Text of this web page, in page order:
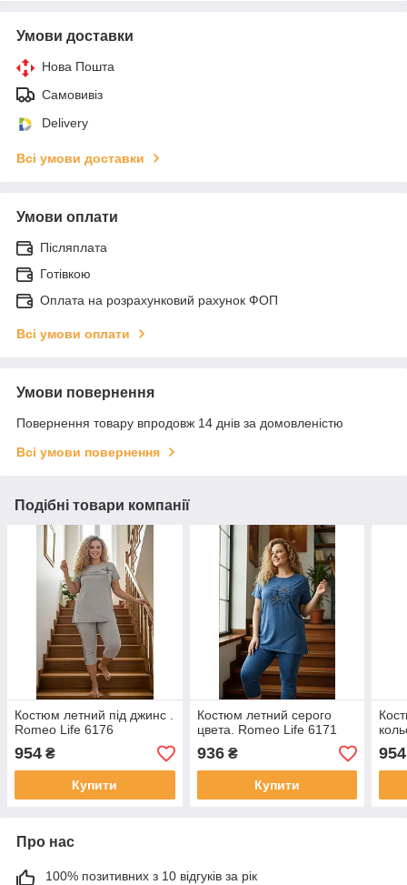
Умови доставки
Нова Пошта
Самовивіз
Delivery
Всі умови доставки
Умови оплати
Післяплата
Готівкою
Оплата на розрахунковий рахунок ФОП
Всі умови оплати
Умови повернення
Повернення товару впродовж 14 днів за домовленістю
Всі умови повернення
Подібні товари компанії
Костюм летний під джинс .
Romeo Life 6176
954 ₴
Купити
Костюм летний серого
цвета. Romeo Life 6171
936₴
Купити
954
Про нас
100% позитивних з 10 відгуків за рік